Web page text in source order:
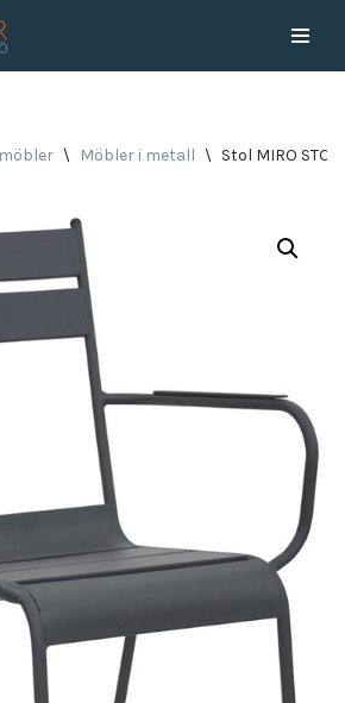
\ Möbler i metall \ Stol MIRO STOL